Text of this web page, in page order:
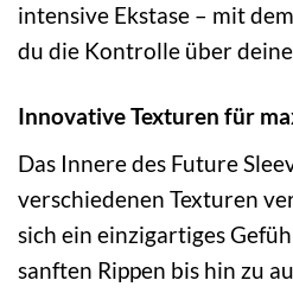
intensive Ekstase – mit
du die Kontrolle über
Innovative Texturen für
Das Innere des Future
verschiedenen Texturen
sich ein einzigartiges
sanften Rippen bis hin zu